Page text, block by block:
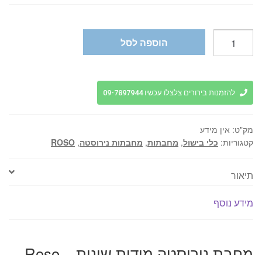
נירוסטה
מידות
שונות
Roso
הוספה לסל
להזמנות בירורים צלצלו עכשיו 09-7897944
מק"ט: אין מידע
קטגוריות: כלי בישול, מחבתות, מחבתות נירוסטה,
ROSO
תיאור
מידע נוסף